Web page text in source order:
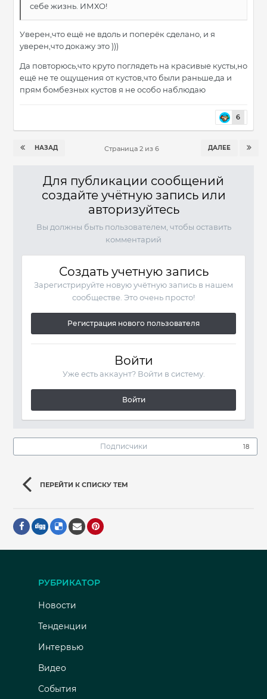
себе жизнь. ИМХО!
Уверен,что ещё не вдоль и поперёк сделано, и я
уверен,что докажу это )))
Да повторюсь,что круто поглядеть на красивые кусты,но
ещё не те ощущения от кустов,что были раньше,да и
прям бомбезных кустов я не особо наблюдаю
6
НАЗАД ДАЛЕЕ
Страница 2 из 6
Для публикации сообщений
создайте учётную запись или
авторизуйтесь
Вы должны быть пользователем, чтобы оставить
комментарий
Создать учетную запись
Зарегистрируйте новую учётную запись в нашем
сообществе. Это очень просто!
Регистрация нового пользователя
Войти
Уже есть аккаунт? Войти в систему.
Войти
Подписчики 18
ПЕРЕЙТИ К СПИСКУ ТЕМ
РУБРИКАТОР
Новости
Тенденции
Интервью
Видео
События